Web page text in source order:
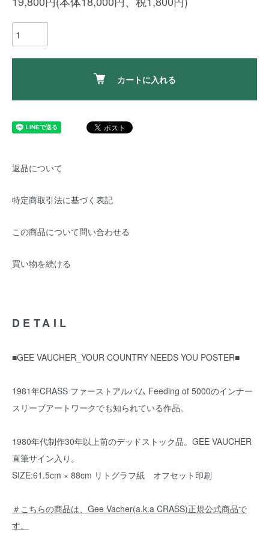
カートに入れる
返品について
特定商取引法に基づく表記
この商品について問い合わせる
買い物を続ける
DETAIL
■GEE VAUCHER_YOUR COUNTRY NEEDS YOU POSTER■
1981年CRASS ファーストアルバム Feeding of 5000のインナー
スリーブアートワークでも知られている作品。
1980年代制作30年以上前のデッドストック品。GEE VAUCHER
直筆サイン入り。
SIZE:61.5cm × 88cm リトグラフ紙 オフセット印刷
＃こちらの商品は、Gee Vacher(a.k.a CRASS)正規公式商品で
す。